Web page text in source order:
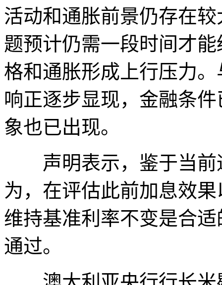
活动和通胀前景仍存在
题预计仍需一段时间才
格和通胀形成上行压力
响正逐步显现，金融条
象也已出现。
声明表示，鉴于当前
为，在评估此前加息效
维持基准利率不变是合
通过。